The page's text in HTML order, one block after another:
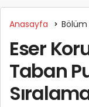
Anasayfa Bölüm
Eser
Taban